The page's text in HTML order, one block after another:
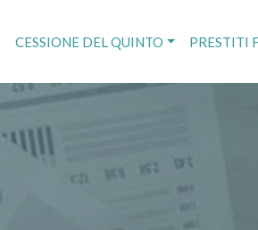
CESSIONE DEL QUINTO PRESTITI